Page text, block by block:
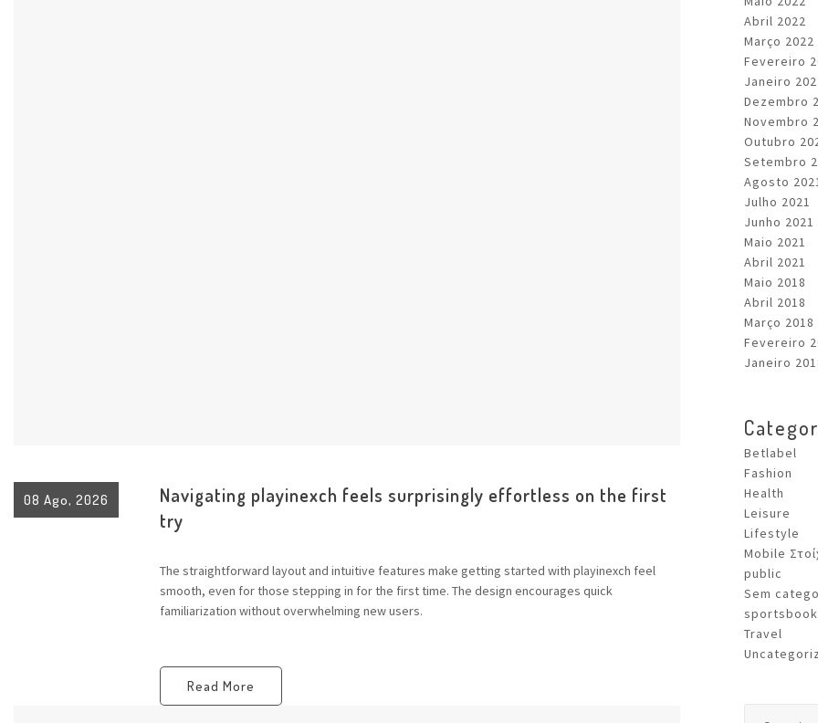
08 Ago, 2026
Navigating playinexch feels surprisingly effortless on the first
try
The straightforward layout and intuitive features make getting started with playinexch feel
smooth, even for those stepping in for the first time. The design encourages quick
familiarization without overwhelming new users.
Read More
Abril 2022
Março 2022
Fevereiro
Janeiro
Dezembro
Novembro
Outubro
Setembro
Agosto
Julho 2021
Junho 2021
Maio 2021
Abril 2021
Maio 2018
Abril 2018
Março 2018
Fevereiro
Janeiro
Betlabel
Fashion
Health
Leisure
Lifestyle
Mobile
public
Sem
sportsbook
Travel